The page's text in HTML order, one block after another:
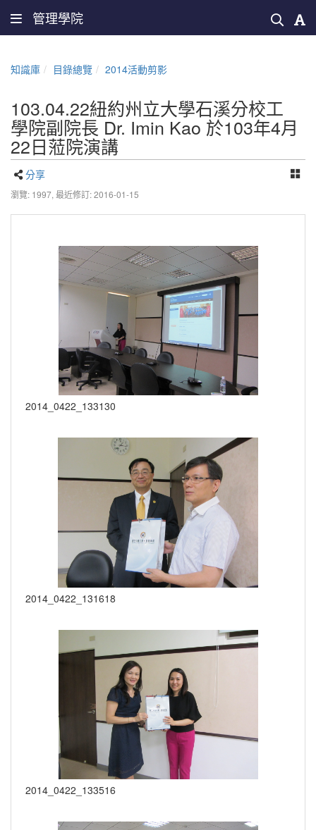
管理學院
知識庫 目錄總覽 2014活動剪影
103.04.22紐約州立大學石溪分校工
學院副院長 Dr. Imin Kao 於103年4月
22日蒞院演講
分享
瀏覽: 1997, 最近修訂: 2016-01-15
2014_0422_133130
2014_0422_131618
2014_0422_133516